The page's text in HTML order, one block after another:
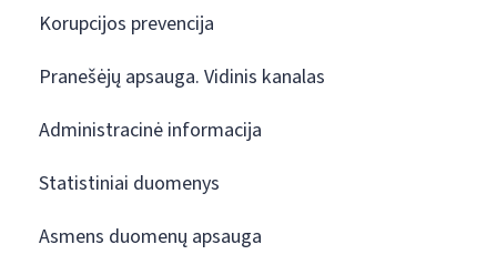
Korupcijos prevencija
Pranešėjų apsauga. Vidinis kanalas
Administracinė informacija
Statistiniai duomenys
Asmens duomenų apsauga